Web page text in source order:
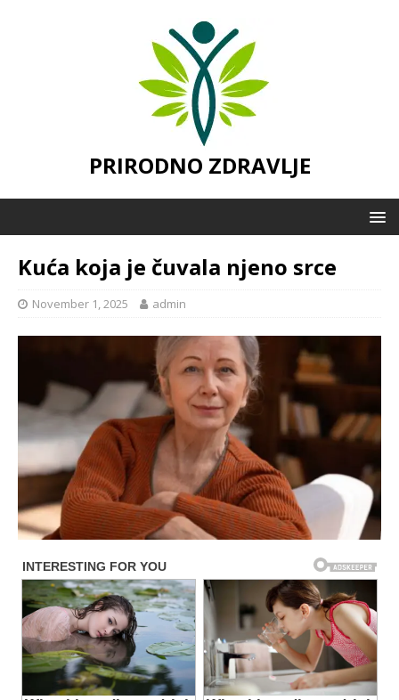
PRIRODNO ZDRAVLJE
Kuća koja je čuvala njeno srce
November 1, 2025 admin